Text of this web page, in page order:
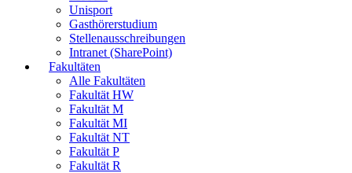
Unisport
Gasthörerstudium
Stellenausschreibungen
Intranet (SharePoint)
Fakultäten
Alle Fakultäten
Fakultät HW
Fakultät M
Fakultät MI
Fakultät NT
Fakultät P
Fakultät R